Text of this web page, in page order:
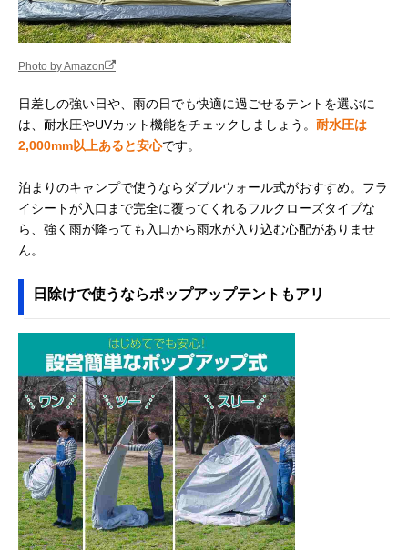
Photo by Amazon
日差しの強い日や、雨の日でも快適に過ごせるテントを選ぶに
は、耐水圧やUVカット機能をチェックしましょう。 耐水圧は
2,000mm以上あると安心です。
泊まりのキャンプで使うならダブルウォール式がおすすめ。フラ
イシートが入口まで完全に覆ってくれるフルクローズタイプな
ら、強く雨が降っても入口から雨水が入り込む心配がありませ
ん。
日除けで使うならポップアップテントもアリ